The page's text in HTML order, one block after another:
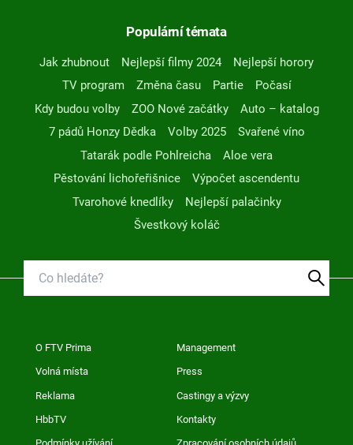
Populární témata
Jak zhubnout Nejlepší filmy 2024
Nejlepší horory
TV program
Změna času Partie
Počasí
Kdy budou volby
ZOO Nové začátky
Auto – katalog
7 pádů Honzy Dědka
Volby 2025
Svařené víno
Tatarák podle Pohlreicha
Aloe vera
Pěstování lichořeřišnice
Výpočet ascendentu
Tvarohové knedlíky
Nejlepší palačinky
Švestkový koláč
O FTV Prima Management
Volná místa Press
Reklama Castingy a výzvy
HbbTV Kontakty